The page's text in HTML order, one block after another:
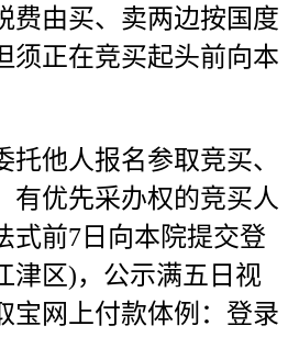
费由买、卖两边按国度
须正在竞买起头前向本
他人报名参取竞买、
有优先采办权的竞买人
式前7日向本院提交登
津区)，公示满五日视
宝网上付款体例：登录